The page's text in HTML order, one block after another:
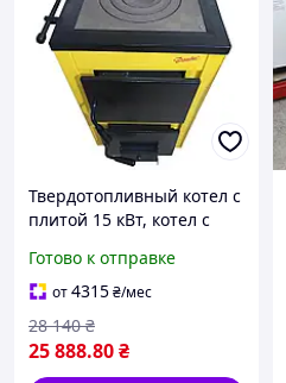
Твердотопливный котел с
плитой 15 кВт, котел с
АКТВ, стальной котел с
чугунной плитой для
приготовления пищи
Готово к отправке
от4315₴/мес
25 888.80₴
28 140 ₴